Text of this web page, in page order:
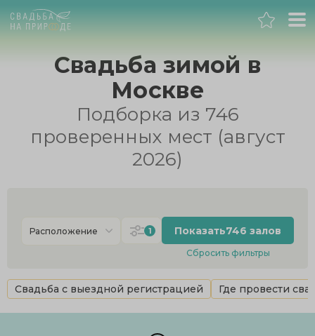
Москва
Новогодний корпоратив
Свадьба зимой в
Москве
Подборка из 746
проверенных мест (август
2026)
Расположение 1 Показать746 залов
Сбросить фильтры
Cвадьба с выездной регистрацией Где провести